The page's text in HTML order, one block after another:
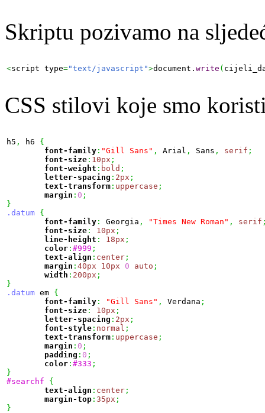
Skriptu pozivamo na
<script type="text/javascript">document. write (
CSS stilovi koje smo
h5 , h6 {
font-family : "Gill Sans" , Arial , Sans , serif ;
font-size : 10px ;
font-weight : bold ;
letter-spacing : 2px ;
text-transform : uppercase ;
margin : 0 ;
}
.datum {
font-family : Georgia , "Times New Roman" , serif
font-size : 10px ;
line-height : 18px ;
color : #999 ;
text-align : center ;
margin : 40px 10px 0 auto ;
width : 200px ;
}
.datum em {
font-family : "Gill Sans" , Verdana ;
font-size : 10px ;
letter-spacing : 2px ;
font-style : normal ;
text-transform : uppercase ;
margin : 0 ;
padding : 0 ;
color : #333 ;
}
#searchf
{
text-align : center ;
margin-top : 35px ;
}